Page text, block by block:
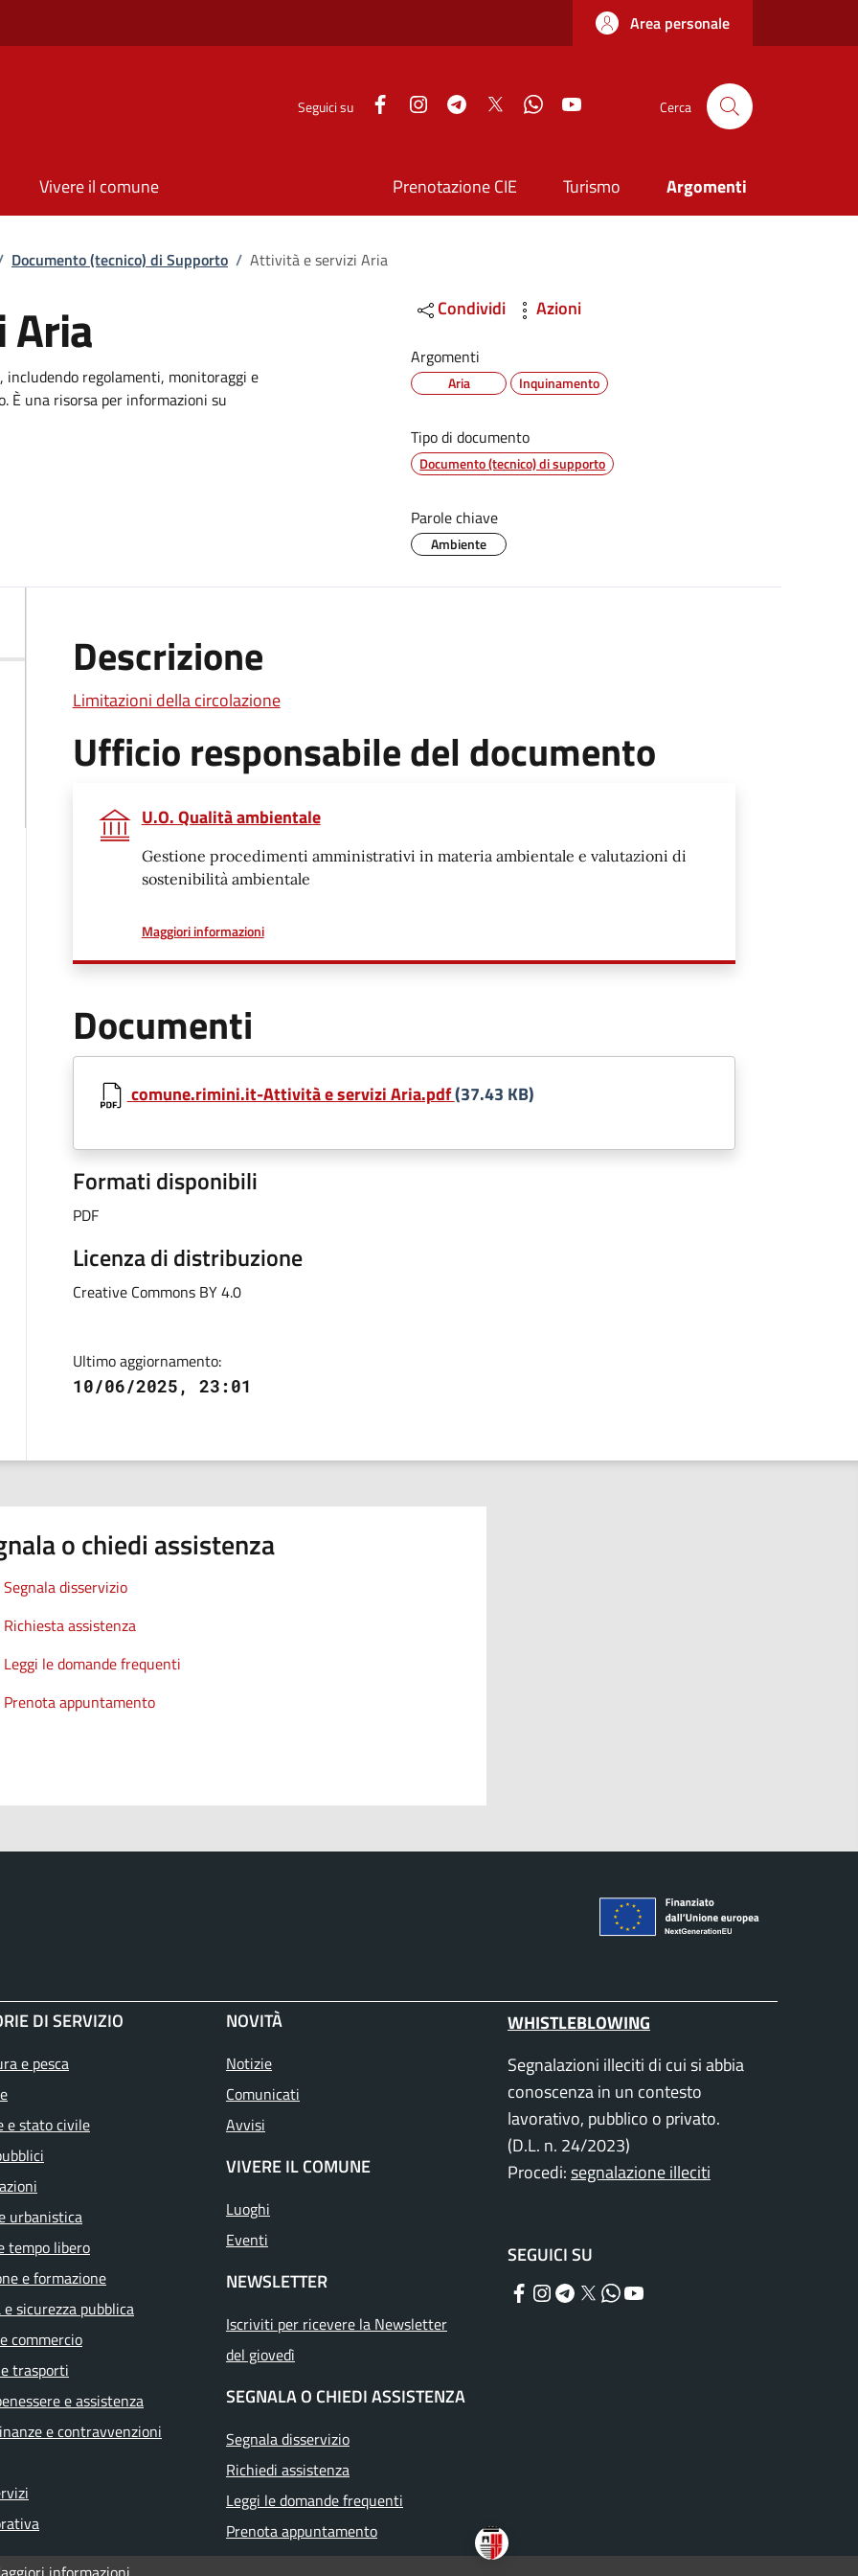
Area personale
Seguici su FacebookInstagramTelegramTwitter WhatsApp Cerca
Vivere il comune Prenotazione CIE Turismo Argomenti
Documento (tecnico) di Supporto / Attività e servizi Aria
Aria
regolamenti, monitoraggi e
È una risorsa per informazioni su
Condividi Azioni
Argomenti
Aria Inquinamento
Tipo di documento
Documento (tecnico) di supporto
Parole chiave
Ambiente
Descrizione
Limitazioni della circolazione
Ufficio responsabile del documento
U.O. Qualità ambientale
Gestione procedimenti amministrativi in materia ambientale e valutazioni di
sostenibilità ambientale
Maggiori informazionia proposito di
Documenti
comune.rimini.it-Attività e servizi Aria.pdf(37.43 KB)
Formati disponibili
PDF
Licenza di distribuzione
Creative Commons BY 4.0
Ultimo aggiornamento:
10/06/2025, 23:01
o chiedi assistenza
Segnala disservizio
Richiesta assistenza
Leggi le domande frequenti
Prenota appuntamento
DI SERVIZIO
e pesca
e stato civile
urbanistica
tempo libero
e formazione
sicurezza pubblica
commercio
trasporti
e assistenza
e contravvenzioni
NOVITÀ
Notizie
Comunicati
Avvisi
VIVERE IL COMUNE
Luoghi
Eventi
NEWSLETTER
Iscriviti per ricevere la Newsletter
del giovedì
SEGNALA O CHIEDI ASSISTENZA
Segnala disservizio
Richiedi assistenza
Leggi le domande frequenti
Prenota appuntamento
WHISTLEBLOWING
Segnalazioni illeciti di cui si abbia
conoscenza in un contesto
lavorativo, pubblico o privato.
(D.L. n. 24/2023)
Procedi:segnalazione illeciti
SEGUICI SU
Facebook
Instagram
Telegram
TwitterWhatsApp